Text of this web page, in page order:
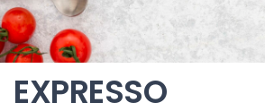
EXPRESSO